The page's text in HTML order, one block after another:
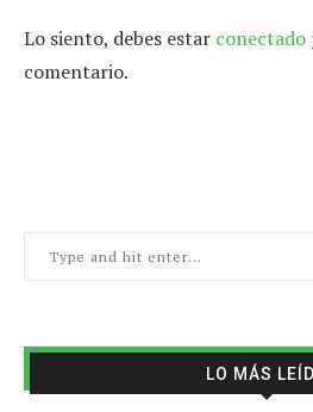
Lo siento, debes estar conectado
comentario.
LO MÁS